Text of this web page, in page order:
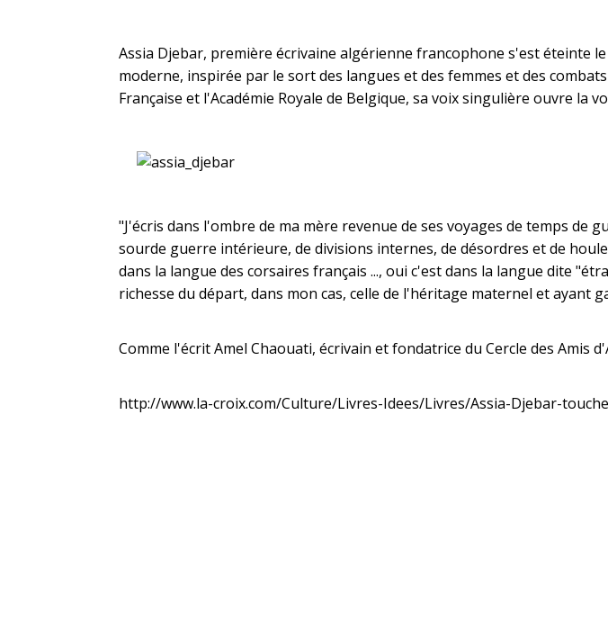
Assia Djebar, première écrivaine algérienne francophone s'est éteinte
moderne, inspirée par le sort des langues et des femmes et des
Française et l'Académie Royale de Belgique, sa voix singulière ouvre la
"J'écris dans l'ombre de ma mère revenue de ses voyages de temps de
sourde guerre intérieure, de divisions internes, de désordres et de
dans la langue des corsaires français ..., oui c'est dans la langue dite
richesse du départ, dans mon cas, celle de l'héritage maternel et ayant
Comme l'écrit Amel Chaouati, écrivain et fondatrice du Cercle des Amis
http://www.la-croix.com/Culture/Livres-Idees/Livres/Assia-Djebar-